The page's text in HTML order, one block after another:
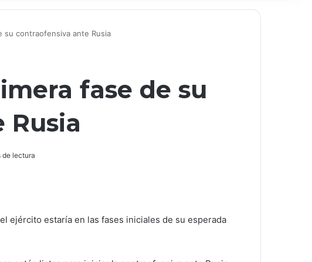
su contraofensiva ante Rusia
fase de su
Rusia
lectura
ejército estaría en las fases iniciales de su esperada